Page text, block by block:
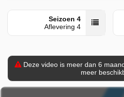
Seizoen 4
Aflevering 4
Deze video is meer dan 6
meer